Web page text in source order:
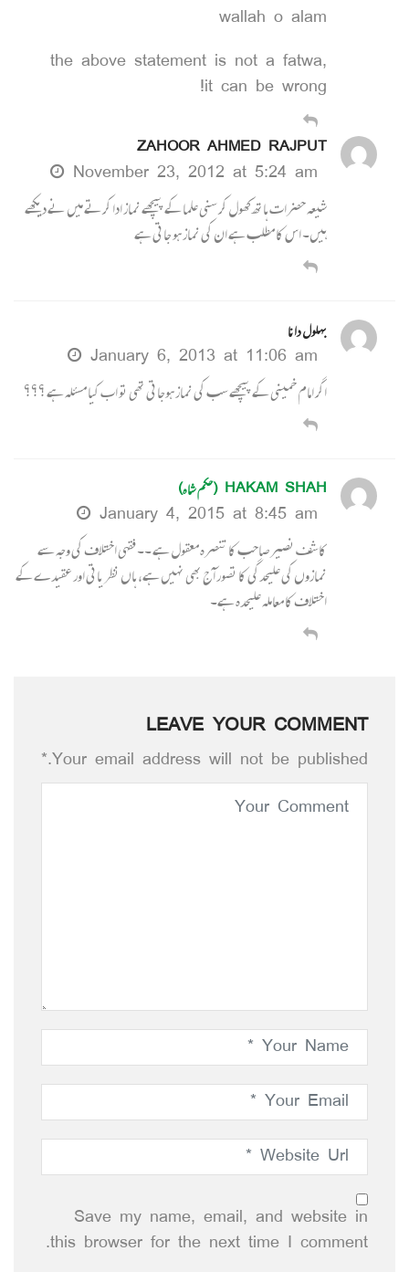
wallah o alam
the above statement is not a fatwa,
it can be wrong!
ZAHOOR AHMED RAJPUT
November 23, 2012 at 5:24 am
شیعہ حضرات ہاتھ کھول کر سنی علما کے پیچھے نماز ادا کرتے میں نے دیکھے
ہیں۔ اس کا مطلب ہے ان کی نماز ہو جاتی ہے
بہلول دانا
January 6, 2013 at 11:06 am
اگر امام خمینی کے پیچھے سب کی نماز ہوجاتی تھی تو اب کیا مسئلہ ہے ؟؟؟
HAKAM SHAH (حکم شاہ)
January 4, 2015 at 8:45 am
کاشف نصیر صاحب کا تنصرہ معقول ہے ۔۔ فقہی اختلاف کی وجہ سے
نمازوں کی علیحدگی کا تصور آج بھی نہیں ہے، ہاں نظریاتی اور عقیدے کے
اختلاف کا معاملہ علیحدہ ہے۔
LEAVE YOUR COMMENT
Your email address will not be published.*
Save my name, email, and website in
this browser for the next time I comment.